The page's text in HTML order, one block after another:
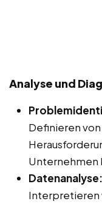
Analyse und
Definieren
Unternehmen
Datenanalyse:
Interpretieren